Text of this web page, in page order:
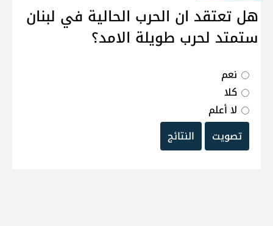
هل تعتقد ان الحرب الحالية في لبنان
ستمتد لحرب طويلة الامد؟
نعم
كلا
لا أعلم
تصويت
النتائج